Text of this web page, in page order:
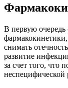
В первую очередь
снимать
развитие
за счет того, что
неспецифической